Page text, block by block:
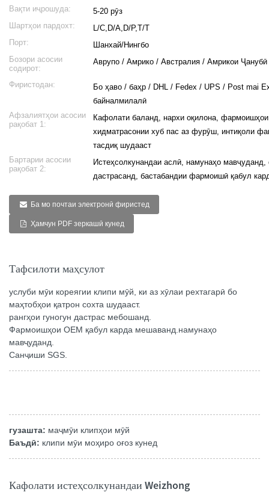
Вақти иҷрошуда:
5-20 рӯз
Шартҳои пардохт:
L/C,D/A,D/P,T/T
Порт:
Шанхай/Нингбо
Бозори асосии
содирот:
Аврупо / Амрико / Австралия / Амрикои Ҷанубӣ
Фиристодан:
Бо ҳаво / баҳр / DHL / Fedex / UPS / Post mai
байналмилалӣ
Афзалиятҳои асосии
рақобат 1:
Кафолати баланд, нархи оқилона,
хидматрасонии хуб пас аз фурӯш, интиқоли
тасдиқ шудааст
Бартарии асосии
рақобат 2:
Истеҳсолкунандаи аслӣ, намунаҳо
дастрасанд, бастабандии фармоишӣ қабул
Ба мо почтаи электронӣ фиристед
Ҳамчун PDF зеркашӣ кунед
Тафсилоти маҳсулот
услуби мӯи кореягии клипи мӯй, ки аз хӯлаи рехтагарӣ бо
маҳтобҳои қатрон сохта шудааст.
рангҳои гуногун дастрас мебошанд.
Фармоишҳои OEM қабул карда мешаванд.намунаҳо
мавҷуданд.
Санҷиши SGS.
гузашта: маҷмӯи клипҳои мӯй
Баъдӣ: клипи мӯи моҳиро оғоз кунед
Кафолати истеҳсолкунандаи Weizhong